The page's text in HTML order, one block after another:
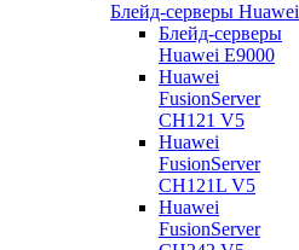
Блейд-серверы Huawei
Блейд-серверы
Huawei E9000
Huawei
FusionServer
CH121 V5
Huawei
FusionServer
CH121L V5
Huawei
FusionServer